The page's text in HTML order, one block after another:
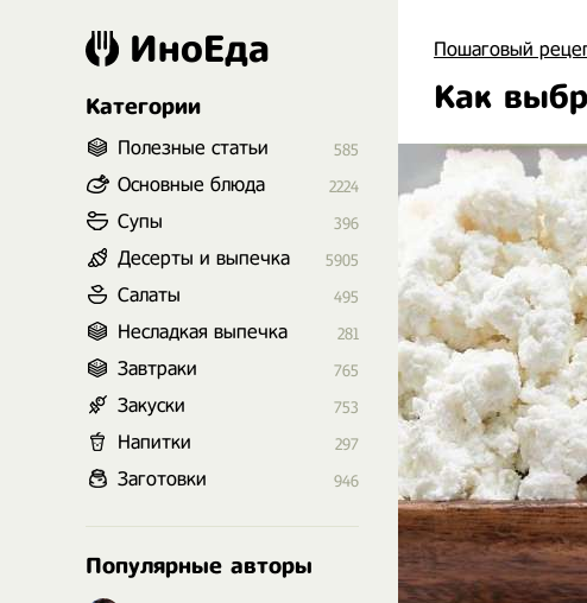
Пошаговый
Как
ИноЕда
Категории
Полезные статьи 585
Основные блюда 2224
Супы 396
Десерты и выпечка 5905
Салаты 495
Несладкая выпечка 281
Завтраки 765
Закуски 753
Напитки 297
Заготовки 946
Популярные авторы